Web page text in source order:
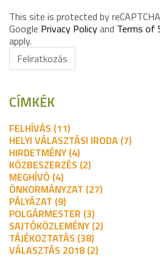
This site is protected by
Google Privacy Policyand Terms of
apply.
Feliratkozás
CÍMKÉK
FELHÍVÁS (11)
HELYI VÁLASZTÁSI IRODA (7)
HIRDETMÉNY (4)
KÖZBESZERZÉS (2)
MEGHÍVÓ (4)
ÖNKORMÁNYZAT (27)
PÁLYÁZAT (9)
POLGÁRMESTER (3)
SAJTÓKÖZLEMÉNY (2)
TÁJÉKOZTATÁS (38)
VÁLASZTÁS 2018 (2)